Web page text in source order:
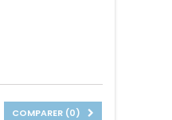
COMPARER (0)